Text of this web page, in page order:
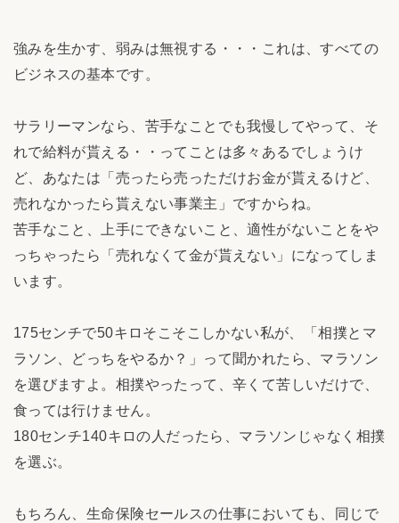
強みを生かす、弱みは無視する・・・これは、すべての
ビジネスの基本です。
サラリーマンなら、苦手なことでも我慢してやって、そ
れで給料が貰える・・ってことは多々あるでしょうけ
ど、あなたは「売ったら売っただけお金が貰えるけど、
売れなかったら貰えない事業主」ですからね。
苦手なこと、上手にできないこと、適性がないことをや
っちゃったら「売れなくて金が貰えない」になってしま
います。
175センチで50キロそこそこしかない私が、「相撲とマ
ラソン、どっちをやるか？」って聞かれたら、マラソン
を選びますよ。相撲やったって、辛くて苦しいだけで、
食っては行けません。
180センチ140キロの人だったら、マラソンじゃなく相撲
を選ぶ。
もちろん、生命保険セールスの仕事においても、同じで